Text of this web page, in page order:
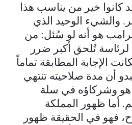
كانوا خير من يناسب هذا
والشيء الوحيد الذي
هو أنه لو سُئل: من
تُلحق أكبر ضرر
الإجابة المطابقة تماماً
أن مدة صلاحيته تنتهي
هو وشركاؤه في سلة
أما ظهور المملكة
فهو في الحقيقة ظهور